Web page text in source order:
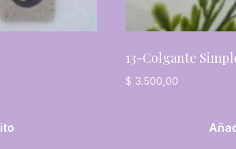
13-Colgante
$ 3.500,00